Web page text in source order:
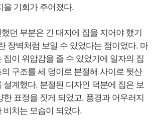
을 기회가 주어졌다.
던 부분은 긴 대지에 집을 지어야 했기
장벽처럼 보일 수 있었다는 점이었다. 마
집이 위압감을 줄 수 있었기에 일자의 집
구조를 세 덩이로 분절해 사이로 뒷산
설계했다. 분절된 디자인 덕분에 집은 보
표정을 짓게 되었고, 풍경과 어우러지
비치는 모습이 되었다.